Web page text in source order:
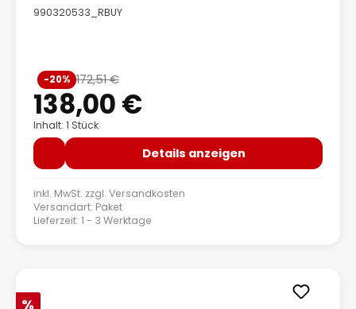
990320533_RBUY
Verkaufspreis:
138,00 €
Regulärer Preis:
172,51 €
-20%
Inhalt: 1 Stück
Details anzeigen
inkl. MwSt. zzgl. Versandkosten
Versandart: Paket
Lieferzeit: 1 - 3 Werktage
Rabatt
%